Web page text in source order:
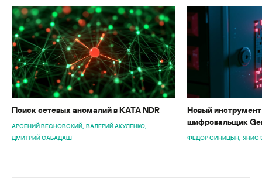
Поиск сетевых аномалий в KATA NDR
АРСЕНИЙ ВЕСНОВСКИЙ ВАЛЕРИЙ АКУЛЕНКО
ДМИТРИЙ САБАДАШ
Новый
шифровальщик
ФЕДОР СИНИЦЫН ЯНИС